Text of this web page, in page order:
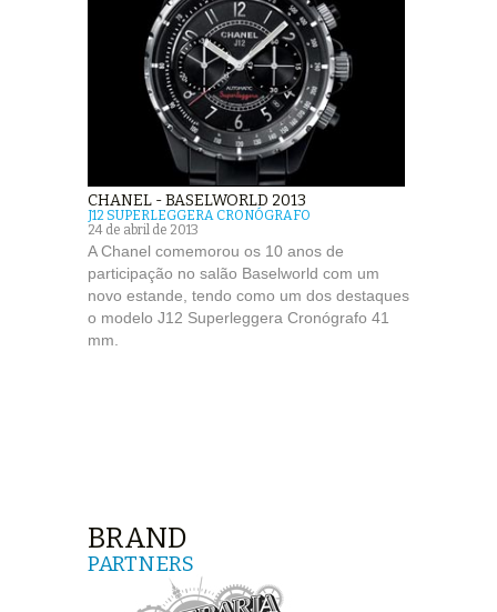
CHANEL - BASELWORLD 2013
J12 SUPERLEGGERA CRONÓGRAFO
24 de abril de 2013
A Chanel comemorou os 10 anos de
participação no salão Baselworld com um
novo estande, tendo como um dos destaques
o modelo J12 Superleggera Cronógrafo 41
mm.
BRAND
PARTNERS